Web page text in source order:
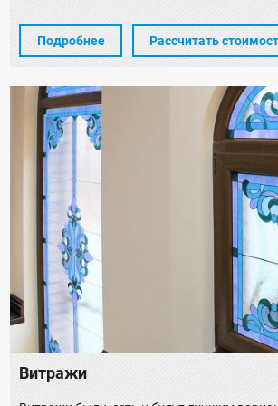
Подробнее Рассчитать
Витражи